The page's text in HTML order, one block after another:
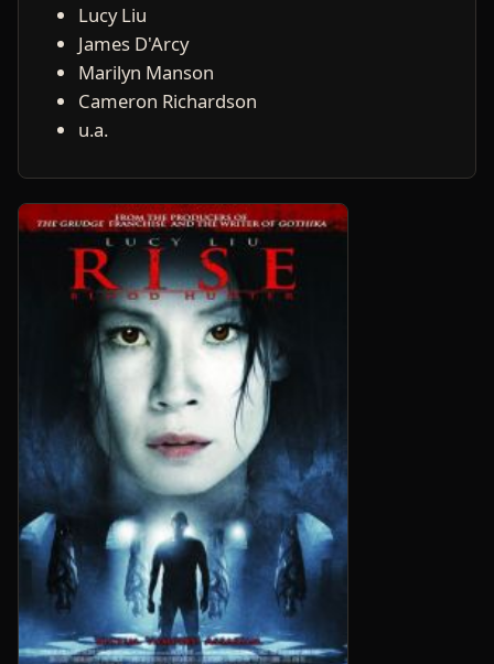
Lucy Liu
James D'Arcy
Marilyn Manson
Cameron Richardson
u.a.